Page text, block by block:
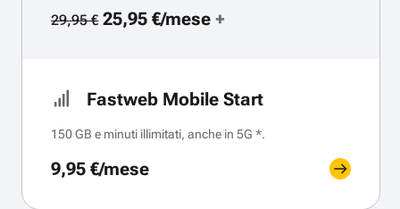
29,95 €25,95 €/mese+
Fastweb Mobile Start
150 GB e minuti illimitati, anche in 5G *.
9,95 €/mese